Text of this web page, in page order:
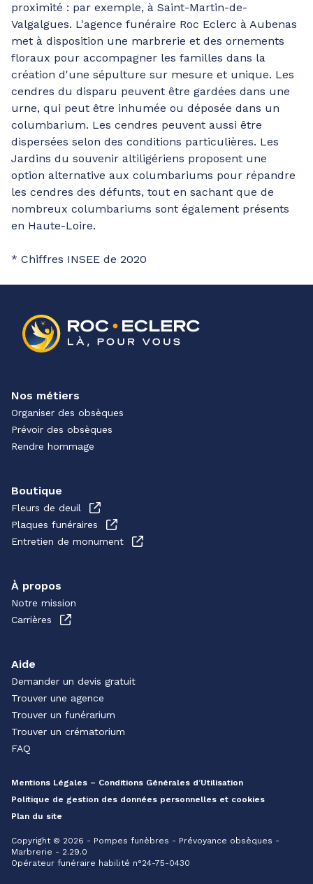
proximité : par exemple, à Saint-Martin-de-
Valgalgues. L'agence funéraire Roc Eclerc à Aubenas
met à disposition une marbrerie et des ornements
floraux pour accompagner les familles dans la
création d'une sépulture sur mesure et unique. Les
cendres du disparu peuvent être gardées dans une
urne, qui peut être inhumée ou déposée dans un
columbarium. Les cendres peuvent aussi être
dispersées selon des conditions particulières. Les
Jardins du souvenir altiligériens proposent une
option alternative aux columbariums pour répandre
les cendres des défunts, tout en sachant que de
nombreux columbariums sont également présents
en Haute-Loire.
* Chiffres INSEE de 2020
Nos métiers
Organiser des obsèques
Prévoir des obsèques
Rendre hommage
Boutique
Fleurs de deuil
Plaques funéraires
Entretien de monument
À propos
Notre mission
Carrières
Aide
Demander un devis gratuit
Trouver une agence
Trouver un funérarium
Trouver un crématorium
FAQ
Mentions Légales – Conditions Générales d’Utilisation
Politique de gestion des données personnelles et cookies
Plan du site
Copyright © 2026 - Pompes funèbres - Prévoyance obsèques -
Marbrerie - 2.29.0
Opérateur funéraire habilité n°24-75-0430